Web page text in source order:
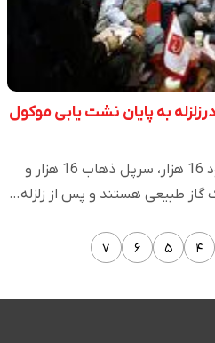
به پایان نشت یابی موکول
حمیدرضا عراقی گفت: در جوانرود 16 هزار، سرپل ذهاب 16 هزار و
گاز طبیعی هستند و پس از زلزله…
۴ ۵ ۶ ۷